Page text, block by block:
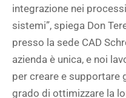
integrazione nei
sistemi”, spiega Don
presso la sede CAD
azienda è unica, e noi
per creare e supportare
grado di ottimizzare la